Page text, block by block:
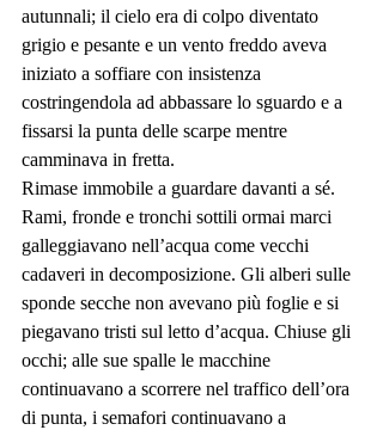
autunnali; il cielo era di colpo diventato
grigio e pesante e un vento freddo aveva
iniziato a soffiare con insistenza
costringendola ad abbassare lo sguardo e a
fissarsi la punta delle scarpe mentre
camminava in fretta.
Rimase immobile a guardare davanti a sé.
Rami, fronde e tronchi sottili ormai marci
galleggiavano nell’acqua come vecchi
cadaveri in decomposizione. Gli alberi sulle
sponde secche non avevano più foglie e si
piegavano tristi sul letto d’acqua. Chiuse gli
occhi; alle sue spalle le macchine
continuavano a scorrere nel traffico dell’ora
di punta, i semafori continuavano a